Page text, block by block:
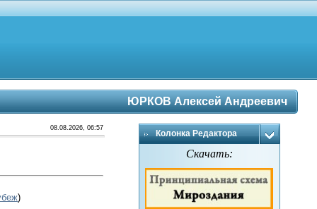
ЮРКОВ Алексей Андреевич
08.08.2026, 06:57
)
Колонка Редактора
Скачать: